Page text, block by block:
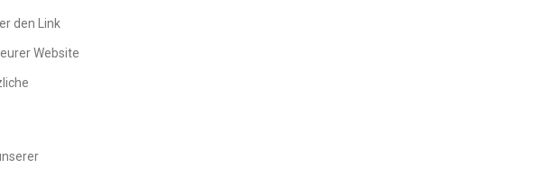
den Link
Website